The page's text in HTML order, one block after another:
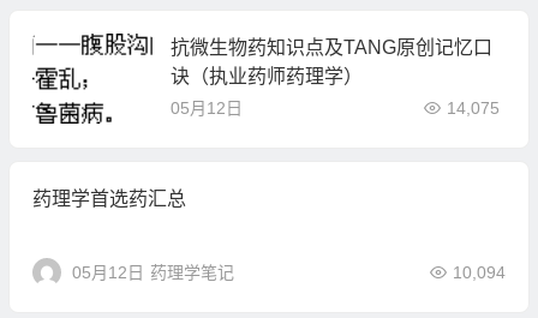
抗微生物药知识点及TANG原创记忆口
诀（执业药师药理学）
05月12日 14,075
药理学首选药汇总
05月12日 药理学笔记 10,094